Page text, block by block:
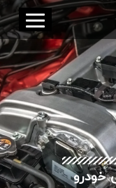
خودرو